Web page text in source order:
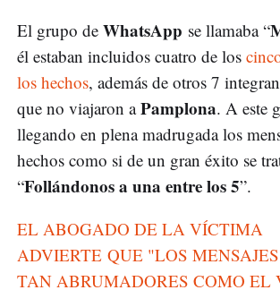
El grupo de WhatsApp se llamaba “
él estaban incluidos cuatro de los
los hechos, además de otros 7
que no viajaron aPamplona. A este
llegando en plena madrugada los
hechos como si de un gran éxito se
“Follándonos a una entre los 5”.
EL ABOGADO DE LA VÍCTIMA
ADVIERTE QUE "LOS
TAN ABRUMADORES COMO EL